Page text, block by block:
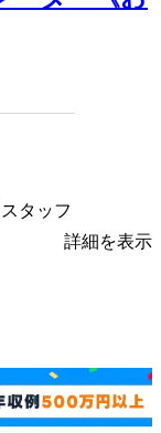
タッフ
詳細を表示